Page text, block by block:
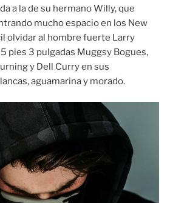
a la de su hermano Willy, que
mucho espacio en los New
olvidar al hombre fuerte Larry
pies 3 pulgadas Muggsy Bogues,
y Dell Curry en sus
aguamarina y morado.